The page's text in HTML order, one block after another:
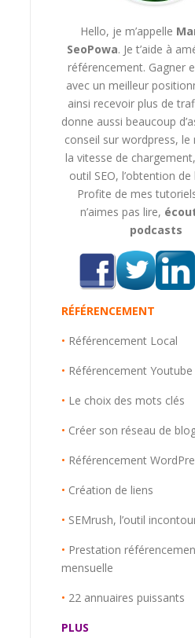
Hello, je m’appelle
SeoPowa. Je t’aide à
référencement. Gagner
avec un meilleur
ainsi recevoir plus de
donne aussi beaucoup
conseil sur wordpress, le
la vitesse de
outil SEO, l’obtention
Profite de mes
n’aimes pas lire,
podcasts
RÉFÉRENCEMENT
• Référencement Local
• Référencement Youtube
• Le choix des mots clés
• Créer son réseau de
• Référencement
• Création de liens
• SEMrush, l’outil
• Prestation
mensuelle
• 22 annuaires puissants
PLUS